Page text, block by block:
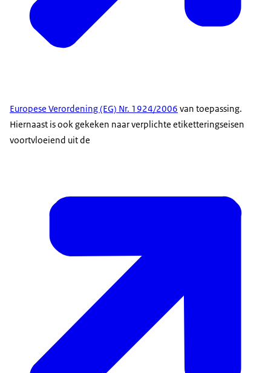
Europese Verordening (EG) Nr. 1924/2006 van toepassing.
Hiernaast is ook gekeken naar verplichte etiketteringseisen
voortvloeiend uit de